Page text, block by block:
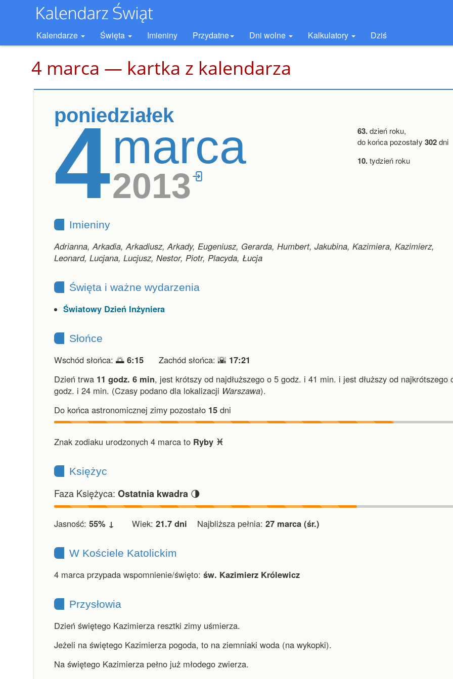
Kalendarze Święta Imieniny Przydatne Dni wolne Kalkulatory Dziś
4 marca — kartka z kalendarza
poniedziałek
4marca
2013
63.dzień roku,
do końca pozostały 302dni
10.tydzień roku
Imieniny
Adrianna, Arkadia, Arkadiusz, Arkady, Eugeniusz, Gerarda, Humbert, Jakubina, Kazimiera, Kazimierz,
Leonard, Lucjana, Lucjusz, Nestor, Piotr, Placyda, Łucja
Święta i ważne wydarzenia
Światowy Dzień Inżyniera
Słońce
Wschód słońca: 🌅 6:15 Zachód słońca: 🌇 17:21
Dzień trwa 11 godz. 6 min, jest krótszy od najdłuższego o 5 godz. i 41 min. i jest dłuższy od najkrótszego
godz. i 24 min. (Czasy podano dla lokalizacji Warszawa).
Do końca astronomicznej zimy pozostało 15 dni
Znak zodiaku urodzonych 4 marca to Ryby ♓︎
Księżyc
Faza Księżyca: Ostatnia kwadra 🌗
Jasność: 55% ↓ Wiek: 21.7 dni Najbliższa pełnia: 27 marca (śr.)
W Kościele Katolickim
4 marca przypada wspomnienie/święto: św. Kazimierz Królewicz
Przysłowia
Dzień świętego Kazimierza resztki zimy uśmierza.
Jeżeli na świętego Kazimierza pogoda, to na ziemniaki woda (na wykopki).
Na świętego Kazimierza pełno już młodego zwierza.